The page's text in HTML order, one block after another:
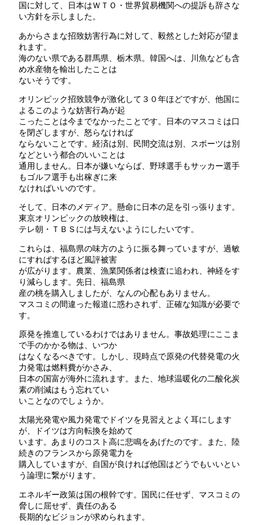
国に対して、日本はＷＴＯ・世界貿易機関への提訴も辞さな
い方針を示しました。
あからさまな招致妨害行為に対して、毅然とした対応が望ま
れます。
海のない県である群馬県、栃木県。韓国へは、川魚なども含
め水産物を輸出したことは
ないそうです。
オリンピック招致競争が激化して３０年ほどですが、他国に
よるこのような妨害行為が起
こったことは今までなかったことです。日本のマスコミは口
を閉ざしますが、怒らなければ
ならないことです。経済は別、民間交流は別、スポーツは別
などという都合のいいことは
通用しません。日本が嫌いならば、野球選手もサッカー選手
もゴルフ選手も出稼ぎに来
なければいいのです。
そして、日本のメディア。懸命に日本の足を引っ張ります。
東京オリンピックの放映権は、
テレ朝・ＴＢＳには与えないようにしたいです。
これらは、福島県の味方のように振る舞っていますが、過敏
にすればするほど風評被害
が広がります。農業、漁業関係者は検査に追われ、神経をす
り減らします。先日、福島県
産の桃を購入しましたが、なんの心配もありません。
マスコミの間違った報道に惑わされず、正確な知識が必要で
す。
原発を推進しているわけではありません。事故処理にここま
で手のかかる物は、いつか
はなくなるべきです。しかし、現時点で原発の代替発電の火
力発電は燃料費がかさみ、
日本の国富が海外に流れます。また、地球温暖化の二酸化炭
素の削減はもう忘れてい
いことなのでしょうか。
太陽光発電や風力発電でドイツを見習えとよく耳にします
が、ドイツは方向転換を始めて
います。あまりのコスト高に悲鳴をあげたのです。また、陸
続きのフランスから原発電力を
購入していますが、自国が良ければ他国はどうでもいいとい
う論理に繋がります。
エネルギー政策は国の根幹です。国民に任せず、マスコミの
脅しに屈せず、責任のある
長期的なビジョンが求められます。